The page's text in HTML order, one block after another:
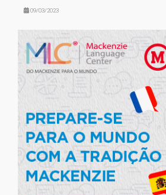
09/03/2023